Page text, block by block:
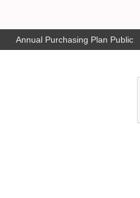
Annual Purchasing Plan Public